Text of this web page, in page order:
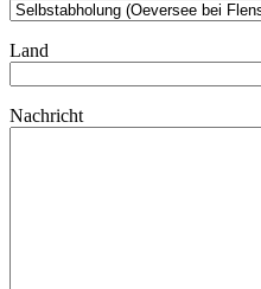
Land
Nachricht